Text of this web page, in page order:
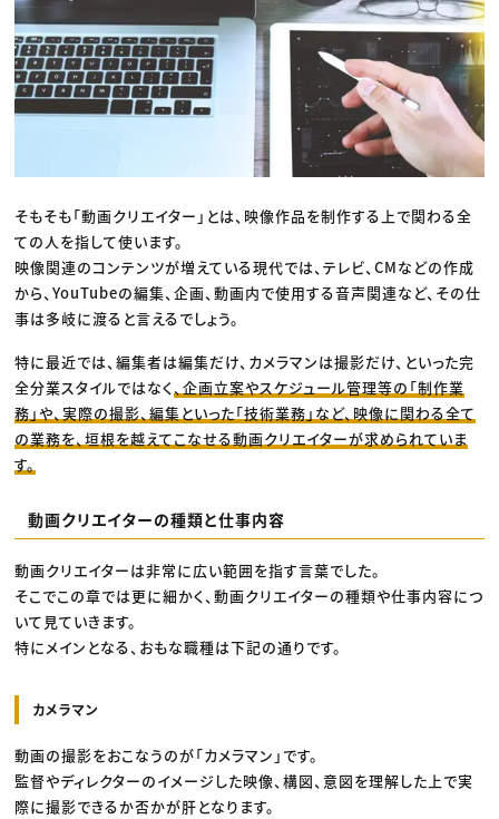
そもそも「動画クリエイター」とは、映像作品を制作する上で関わる全
ての人を指して使います。
映像関連のコンテンツが増えている現代では、テレビ、CMなどの作成
から、YouTubeの編集、企画、動画内で使用する音声関連など、その仕
事は多岐に渡ると言えるでしょう。
特に最近では、編集者は編集だけ、カメラマンは撮影だけ、といった完
全分業スタイルではなく 、企画立案やスケジュール管理等の「制作業
務」や、実際の撮影、編集といった「技術業務」など、映像に関わる全て
の業務を、垣根を越えてこなせる動画クリエイターが求められていま
す。
動画クリエイターの種類と仕事内容
動画クリエイターは非常に広い範囲を指す言葉でした。
そこでこの章では更に細かく、動画クリエイターの種類や仕事内容につ
いて見ていきます。
特にメインとなる、おもな職種は下記の通りです。
カメラマン
動画の撮影をおこなうのが「カメラマン」です。
監督やディレクターのイメージした映像、構図、意図を理解した上で実
際に撮影できるか否かが肝となります。